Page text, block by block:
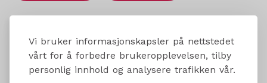
Vi bruker informasjonskapsler på nettstedet
vårt for å forbedre brukeropplevelsen, tilby
personlig innhold og analysere trafikken vår.